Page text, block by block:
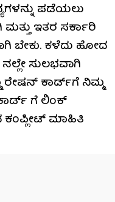
ಪಡೆಯಲು
ಇತರ ಸರ್ಕಾರಿ
ಬೇಕು. ಕಳೆದು ಹೋದ
ಸುಲಭವಾಗಿ
ಕಾರ್ಡ್‌ಗೆ ನಿಮ್ಮ
ಗೆ ಲಿಂಕ್
ಕಂಪ್ಲೀಟ್ ಮಾಹಿತಿ